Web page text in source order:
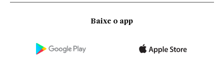
Baixe o app